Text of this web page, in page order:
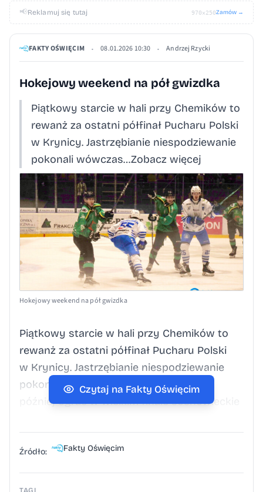
📢Reklamuj się tutaj 970×250Zamów →
FAKTY OŚWIĘCIM • 08.01.2026 10:30 • Andrzej Rzycki
Hokejowy weekend na pół gwizdka
Piątkowy starcie w hali przy Chemików to
rewanż za ostatni półfinał Pucharu Polski
w Krynicy. Jastrzębianie niespodziewanie
pokonali wówczas…Zobacz więcej
Hokejowy weekend na pół gwizdka
Piątkowy starcie w hali przy Chemików to
rewanż za ostatni półfinał Pucharu Polski
w Krynicy. Jastrzębianie niespodziewanie
pokonali wówczas oświęcimian 2:1, by
później ograć w wielkim finale sosnowieckie
w polskim hokeju trofeum. W półfinałowym
starciu gole dla JKH GKS strzelali Aku Alho
i Fredrik Forsberg. Honorowe trafienie dla
zespołu prowadzonego przez Roberta
Czytaj na Fakty Oświęcim
Źródło: Fakty Oświęcim
TAGI